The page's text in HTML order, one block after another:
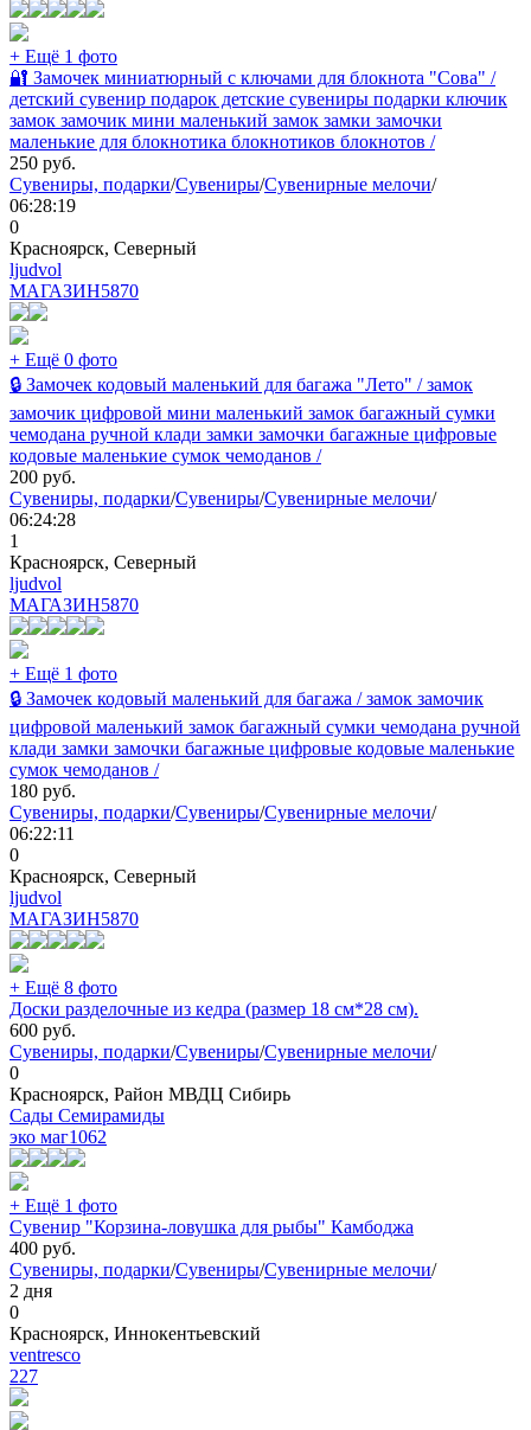
+ Ещё 1 фото
🔐 Замочек миниатюрный с ключами для блокнота "Сова" /
детский сувенир подарок детские сувениры подарки ключик
замок замочик мини маленький замок замки замочки
маленькие для блокнотика блокнотиков блокнотов /
250 руб.
Сувениры, подарки/Сувениры/Сувенирные мелочи/
06:28:19
0
Красноярск, Северный
ljudvol
МАГАЗИН5870
+ Ещё 0 фото
🔒 Замочек кодовый маленький для багажа "Лето" / замок
замочик цифровой мини маленький замок багажный сумки
чемодана ручной клади замки замочки багажные цифровые
кодовые маленькие сумок чемоданов /
200 руб.
Сувениры, подарки/Сувениры/Сувенирные мелочи/
06:24:28
1
Красноярск, Северный
ljudvol
МАГАЗИН5870
+ Ещё 1 фото
🔒 Замочек кодовый маленький для багажа / замок замочик
цифровой маленький замок багажный сумки чемодана ручной
клади замки замочки багажные цифровые кодовые маленькие
сумок чемоданов /
180 руб.
Сувениры, подарки/Сувениры/Сувенирные мелочи/
06:22:11
0
Красноярск, Северный
ljudvol
МАГАЗИН5870
+ Ещё 8 фото
Доски разделочные из кедра (размер 18 см*28 см).
600 руб.
Сувениры, подарки/Сувениры/Сувенирные мелочи/
0
Красноярск, Район МВДЦ Сибирь
Сады Семирамиды
эко маг1062
+ Ещё 1 фото
Сувенир "Корзина-ловушка для рыбы" Камбоджа
400 руб.
Сувениры, подарки/Сувениры/Сувенирные мелочи/
2 дня
0
Красноярск, Иннокентьевский
ventresco
227